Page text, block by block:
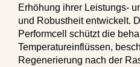
Erhöhung ihrer Leistungs-
und Robustheit entwickelt.
Performcell schützt die
Temperatureinflüssen,
Regenerierung nach der